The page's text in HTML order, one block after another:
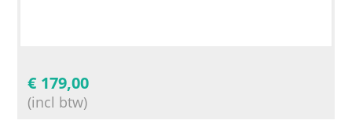
€ 179,00
(incl btw)